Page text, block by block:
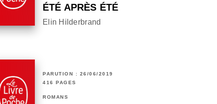
ÉTÉ APRÈS ÉTÉ
Elin Hilderbrand
PARUTION : 26/06/2019
416 PAGES
ROMANS